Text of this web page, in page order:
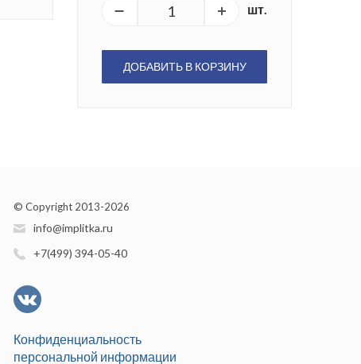
шт.
ДОБАВИТЬ В КОРЗИНУ
© Copyright 2013-2026
info@implitka.ru
+7(499) 394-05-40
Конфиденциальность
персональной информации